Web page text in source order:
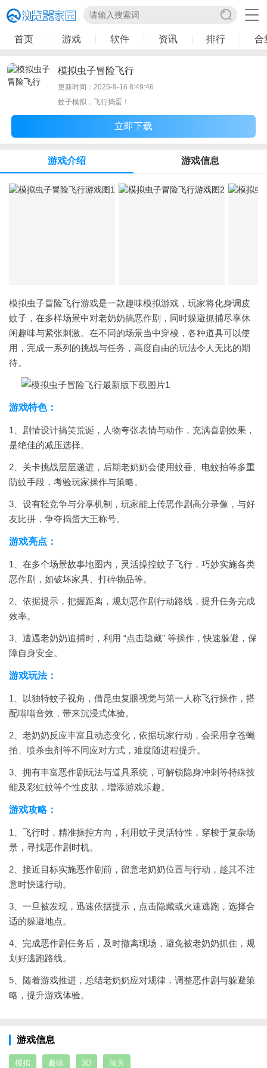
首页 游戏 软件 资讯 排行 合
模拟虫子冒险飞行
更新时间：2025-9-16 8:49:46
蚊子模拟，飞行捣蛋！
立即下载
游戏介绍 游戏信息
模拟虫子冒险飞行游戏是一款趣味模拟游戏，玩家将化身调皮
蚊子，在多样场景中对老奶奶搞恶作剧，同时躲避抓捕尽享休
闲趣味与紧张刺激。在不同的场景当中穿梭，各种道具可以使
用，完成一系列的挑战与任务，高度自由的玩法令人无比的期
待。
游戏特色：
1、剧情设计搞笑荒诞，人物夸张表情与动作，充满喜剧效果，
是绝佳的减压选择。
2、关卡挑战层层递进，后期老奶奶会使用蚊香、电蚊拍等多重
防蚊手段，考验玩家操作与策略。
3、设有轻竞争与分享机制，玩家能上传恶作剧高分录像，与好
友比拼，争夺捣蛋大王称号。
游戏亮点：
1、在多个场景故事地图内，灵活操控蚊子飞行，巧妙实施各类
恶作剧，如破坏家具、打碎物品等。
2、依据提示，把握距离，规划恶作剧行动路线，提升任务完成
效率。
3、遭遇老奶奶追捕时，利用 “点击隐藏” 等操作，快速躲避，保
障自身安全。
游戏玩法：
1、以独特蚊子视角，借昆虫复眼视觉与第一人称飞行操作，搭
配嗡嗡音效，带来沉浸式体验。
2、老奶奶反应丰富且动态变化，依据玩家行动，会采用拿苍蝇
拍、喷杀虫剂等不同应对方式，难度随进程提升。
3、拥有丰富恶作剧玩法与道具系统，可解锁隐身冲刺等特殊技
能及彩虹蚊等个性皮肤，增添游戏乐趣。
游戏攻略：
1、飞行时，精准操控方向，利用蚊子灵活特性，穿梭于复杂场
景，寻找恶作剧时机。
2、接近目标实施恶作剧前，留意老奶奶位置与行动，趁其不注
意时快速行动。
3、一旦被发现，迅速依据提示，点击隐藏或火速逃跑，选择合
适的躲避地点。
4、完成恶作剧任务后，及时撤离现场，避免被老奶奶抓住，规
划好逃跑路线。
5、随着游戏推进，总结老奶奶应对规律，调整恶作剧与躲避策
略，提升游戏体验。
游戏信息
模拟 趣味 3D 闯关